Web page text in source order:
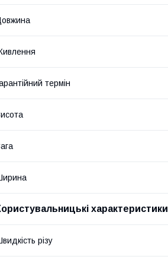
термін
характеристики
різу